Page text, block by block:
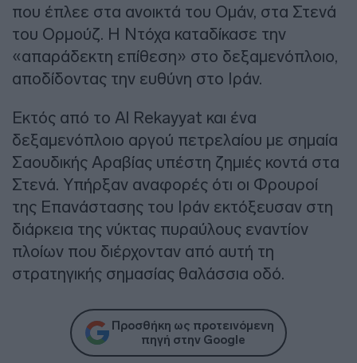
που έπλεε στα ανοικτά του Ομάν, στα Στενά
του Ορμούζ. Η Ντόχα καταδίκασε την
«απαράδεκτη επίθεση» στο δεξαμενόπλοιο,
αποδίδοντας την ευθύνη στο Ιράν.
Εκτός από το Al Rekayyat και ένα
δεξαμενόπλοιο αργού πετρελαίου με σημαία
Σαουδικής Αραβίας υπέστη ζημιές κοντά στα
Στενά. Υπήρξαν αναφορές ότι οι Φρουροί
της Επανάστασης του Ιράν εκτόξευσαν στη
διάρκεια της νύκτας πυραύλους εναντίον
πλοίων που διέρχονταν από αυτή τη
στρατηγικής σημασίας θαλάσσια οδό.
Προσθήκη ως προτεινόμενη
πηγή στην Google